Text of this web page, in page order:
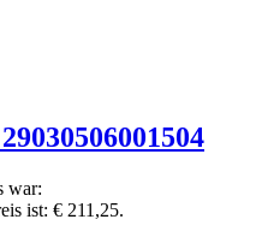
war:
ist: € 211,25.